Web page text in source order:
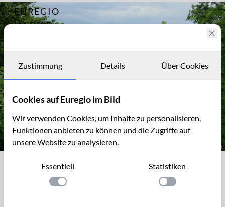
EUREGIO
IM BILD
Archiv
Kontakt
Archiv
Der (fast) leere See von Robertville
Zustimmung Details Über Cookies
Cookies auf Euregio im Bild
Wir verwenden Cookies, um Inhalte zu personalisieren,
Funktionen anbieten zu können und die Zugriffe auf
unsere Website zu analysieren.
Essentiell
Einstellung anwenden
Statistiken
Einstellung